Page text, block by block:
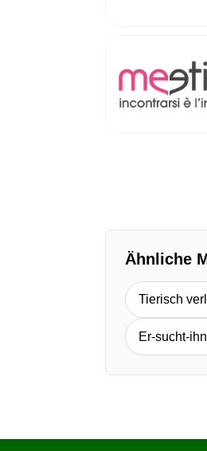
Ähnliche
Tierisch
Er-sucht-